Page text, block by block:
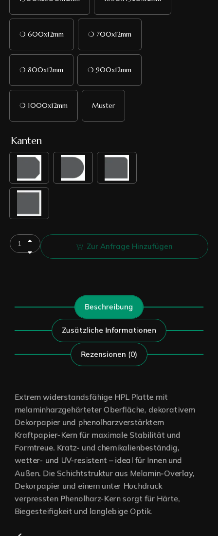
❍ 600x12mm ❍ 700x12mm
❍ 800x12mm ❍ 900x12mm
❍ 1000x12mm Muster
Kanten
Zur Anfrage Hinzufügen
Beschreibung
Zusätzliche Informationen
Rezensionen (0)
Extrem widerstandsfähige HPL Platte mit
melaminharzgehärteter Oberfläche, dekorativem
Dekorpapier und phenolharzverstärktem
Kraftpapier-Kern für maximale Stabilität und
Formtreue. Kratz- und chemikalienbeständig,
wetter- und UV-resistent – ideal für Innen und
Außen. Die Schichtstruktur aus Melamin-Overlay,
Dekorpapier und einem unter Hochdruck
verpressten Phenolharz-Kern sorgt für Härte,
Biegesteifigkeit und langlebige Optik.